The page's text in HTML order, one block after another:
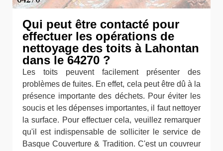
Qui peut être contacté pour
effectuer les opérations de
nettoyage des toits à Lahontan
dans le 64270 ?
Les toits peuvent facilement présenter des
problèmes de fuites. En effet, cela peut être dû à la
présence importante des déchets. Pour éviter les
soucis et les dépenses importantes, il faut nettoyer
la surface. Pour effectuer cela, veuillez remarquer
qu'il est indispensable de solliciter le service de
Basque Couverture & Tradition. C'est un couvreur